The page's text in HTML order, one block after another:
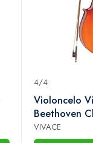
4/4
Violoncelo
Beethoven
VIVACE